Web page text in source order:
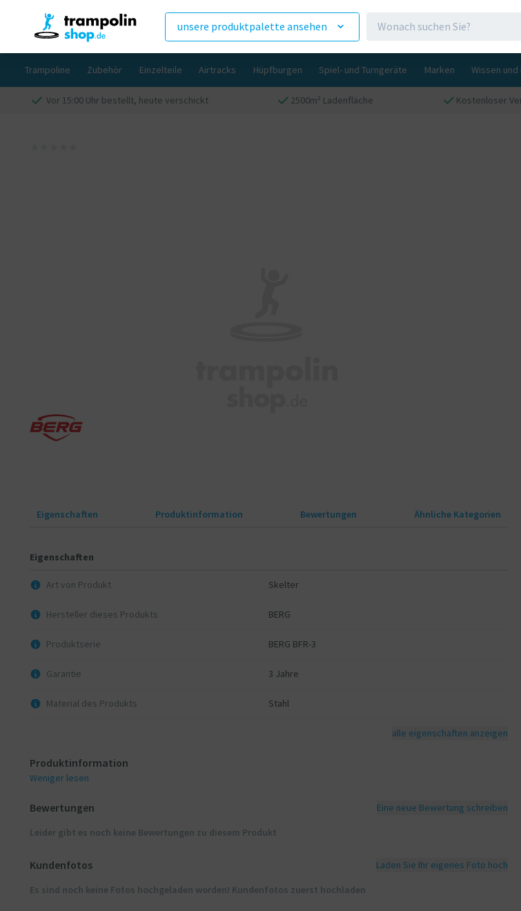
unsere produktpalette ansehen
Trampoline Zubehör Einzelteile Airtracks Hüpfburgen Spiel- und Turngeräte Marken Wissen
Vor 15:00 Uhr bestellt, heute verschickt 2500m² Ladenfläche Kostenloser
Eigenschaften Produktinformation Bewertungen Ähnliche Kategorien
Eigenschaften
Art von Produkt Skelter
Hersteller dieses Produkts BERG
Produktserie BERG BFR-3
Garantie 3 Jahre
Material des Produkts Stahl
alle eigenschaften anzeigen
Produktinformation
Weniger lesen
Bewertungen
Eine neue Bewertung schreiben
Leider gibt es noch keine Bewertungen zu diesem Produkt
Kundenfotos
Laden Sie Ihr eigenes Foto hoch
Es sind noch keine Fotos hochgeladen worden! Kundenfotos zuerst hochladen